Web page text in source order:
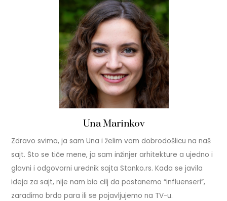
Una Marinkov
Zdravo svima, ja sam Una i želim vam dobrodošlicu na naš
sajt. Što se tiče mene, ja sam inžinjer arhitekture a ujedno i
glavni i odgovorni urednik sajta Stanko.rs. Kada se javila
ideja za sajt, nije nam bio cilj da postanemo “influenseri”,
zaradimo brdo para ili se pojavljujemo na TV-u.